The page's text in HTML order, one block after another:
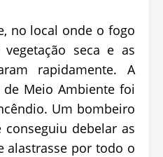
no local onde o fogo
seca e as
rapidamente. A
Meio Ambiente foi
Um bombeiro
debelar as
alastrasse por todo o